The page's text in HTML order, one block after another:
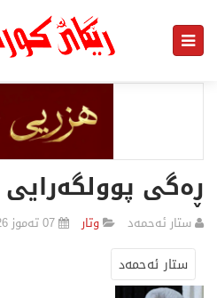
ڕەگی پوولگەرایی
ستار ئەحمەد وتار
07 تەموز 2026
ستار ئەحمەد